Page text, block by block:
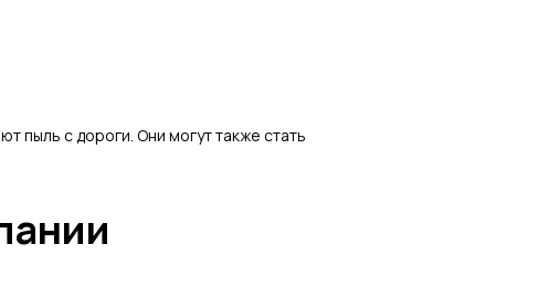
пыль с дороги. Они могут также стать